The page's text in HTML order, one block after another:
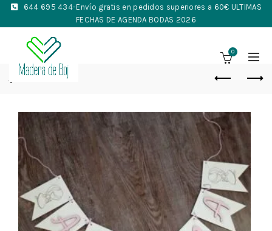
644 695 434-Envío gratis en pedidos superiores a 60€ ULTIMAS
FECHAS DE AGENDA BODAS 2026
0